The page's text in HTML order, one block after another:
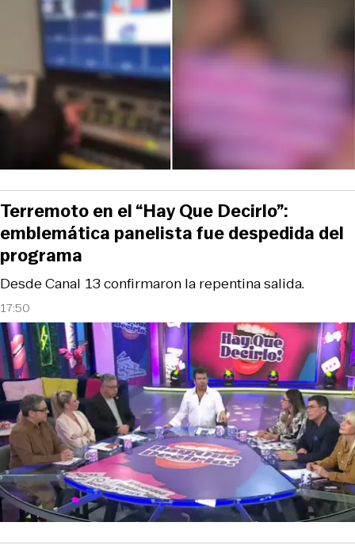
17:50
Desde Canal 13 confirmaron la repentina salida.
Terremoto en el “Hay Que Decirlo”:
emblemática panelista fue despedida del
programa